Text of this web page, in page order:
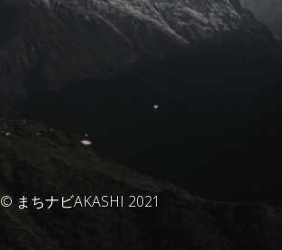
© まちナビAKASHI 2021